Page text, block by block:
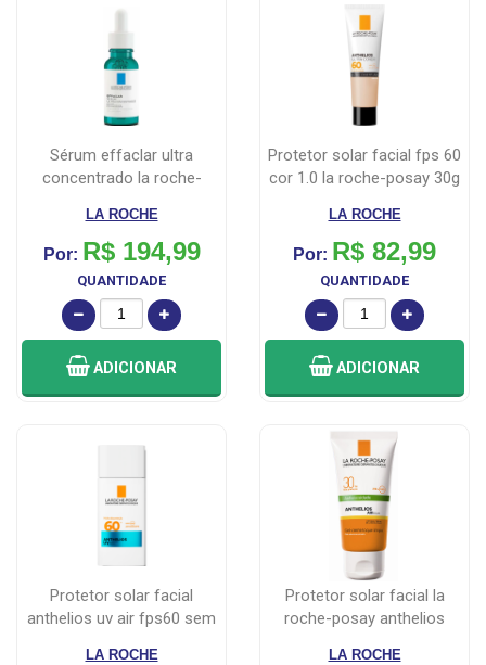
sérum effaclar ultra
concentrado la roche-
LA ROCHE
Por: R$ 194,99
QUANTIDADE
ADICIONAR
protetor solar facial fps 60
cor 1.0 la roche-posay 30g
LA ROCHE
Por: R$ 82,99
QUANTIDADE
ADICIONAR
protetor solar facial
anthelios uv air fps60 sem
LA ROCHE
protetor solar facial la
roche-posay anthelios
LA ROCHE